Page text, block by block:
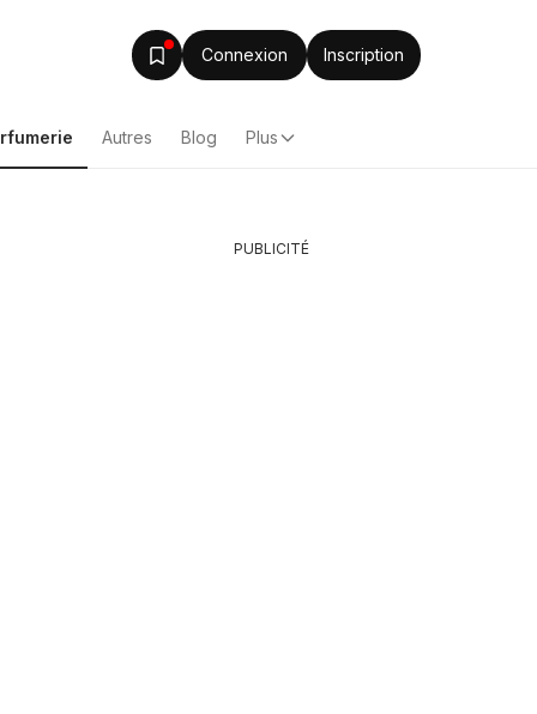
Connexion Inscription
Autres Blog Plus
PUBLICITÉ